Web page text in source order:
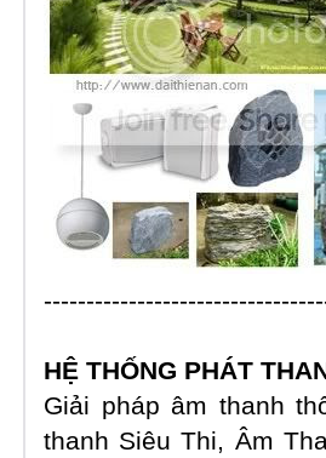
HỆ THỐNG PHÁT
Giải pháp âm thanh
thanh Siêu Thi, Âm